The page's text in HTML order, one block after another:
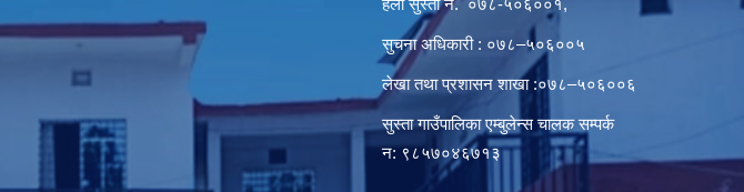
सुचना अधिकारी : ०७८–५०६००५
लेखा तथा प्रशासन शाखा :०७८–५०६००६
सुस्ता गाउँपालिका एम्बुलेन्स चालक सम्पर्क
न‌‍: ९८५७०४६७१३